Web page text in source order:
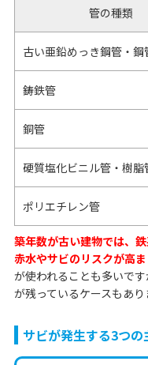
管の種類
古い亜鉛めっき鋼管・
鋳鉄管
銅管
硬質塩化ビニル管・樹脂
ポリエチレン管
築年数が古い建物では、
赤水やサビのリスクが高ま
が使われることも多いで
が残っているケースもあり
サビが発生する3つの